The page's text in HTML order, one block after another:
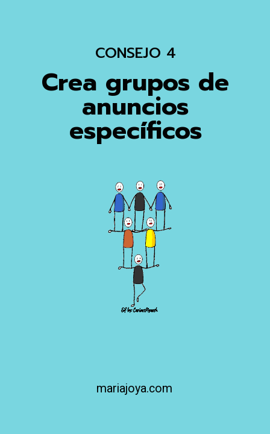
Crea grupos de
anuncios
específicos
CONSEJO 4
mariajoya.com